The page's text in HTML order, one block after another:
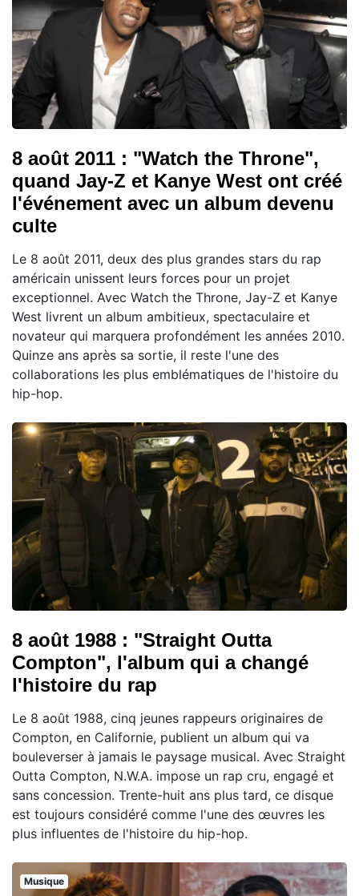
8 août 2011 : "Watch the Throne",
quand Jay-Z et Kanye West ont créé
l'événement avec un album devenu
culte
Le 8 août 2011, deux des plus grandes stars du rap
américain unissent leurs forces pour un projet
exceptionnel. Avec Watch the Throne, Jay-Z et Kanye
West livrent un album ambitieux, spectaculaire et
novateur qui marquera profondément les années 2010.
Quinze ans après sa sortie, il reste l'une des
collaborations les plus emblématiques de l'histoire du
hip-hop.
8 août 1988 : "Straight Outta
Compton", l'album qui a changé
l'histoire du rap
Le 8 août 1988, cinq jeunes rappeurs originaires de
Compton, en Californie, publient un album qui va
bouleverser à jamais le paysage musical. Avec Straight
Outta Compton, N.W.A. impose un rap cru, engagé et
sans concession. Trente-huit ans plus tard, ce disque
est toujours considéré comme l'une des œuvres les
plus influentes de l'histoire du hip-hop.
Musique